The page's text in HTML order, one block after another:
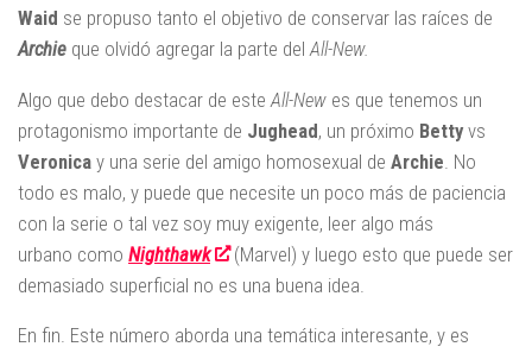
Waid se propuso tanto el objetivo de conservar las raíces de
Archie que olvidó agregar la parte del All-New.
Algo que debo destacar de este All-New es que tenemos un
protagonismo importante de Jughead, un próximo Betty vs
Veronica y una serie del amigo homosexual de Archie . No
todo es malo, y puede que necesite un poco más de paciencia
con la serie o tal vez soy muy exigente, leer algo más
urbano como Nighthawk
(Marvel) y luego esto que puede ser
demasiado superficial no es una buena idea.
En fin. Este número aborda una temática interesante, y es